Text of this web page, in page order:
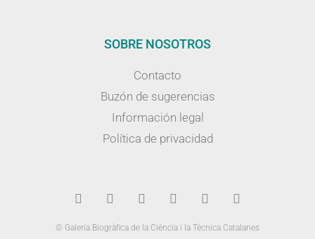
SOBRE NOSOTROS
Contacto
Buzón de sugerencias
Información legal
Política de privacidad
© Galeria Biogràfica de la Ciència i la Tècnica Catalanes